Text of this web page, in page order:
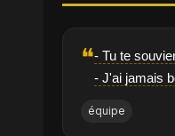
❝- Tu te
- J'ai jamais
équipe